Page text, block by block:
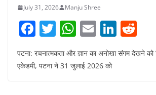
July 31, 2026 Manju Shree
F
c
T
itt
W
at
E
m
ai
Li
n
k
e
d
पटना: रचनात्मकता और ज्ञान का अनोखा संगम देखने को
एकेडमी, पटना ने 31 जुलाई 2026 को